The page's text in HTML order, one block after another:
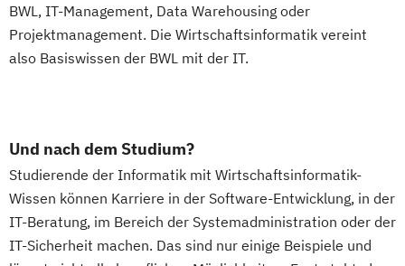
BWL, IT-Management, Data Warehousing oder
Projektmanagement. Die Wirtschaftsinformatik vereint
also Basiswissen der BWL mit der IT.
Und nach dem Studium?
Studierende der Informatik mit Wirtschaftsinformatik-
Wissen können Karriere in der Software-Entwicklung, in der
IT-Beratung, im Bereich der Systemadministration oder der
IT-Sicherheit machen. Das sind nur einige Beispiele und